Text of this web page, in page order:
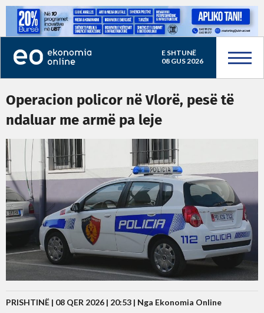
E SHTUNË
08 GUS 2026
Operacion policor në Vlorë, pesë të
ndaluar me armë pa leje
PRISHTINË | 08 QER 2026 | 20:53 | Nga Ekonomia Online